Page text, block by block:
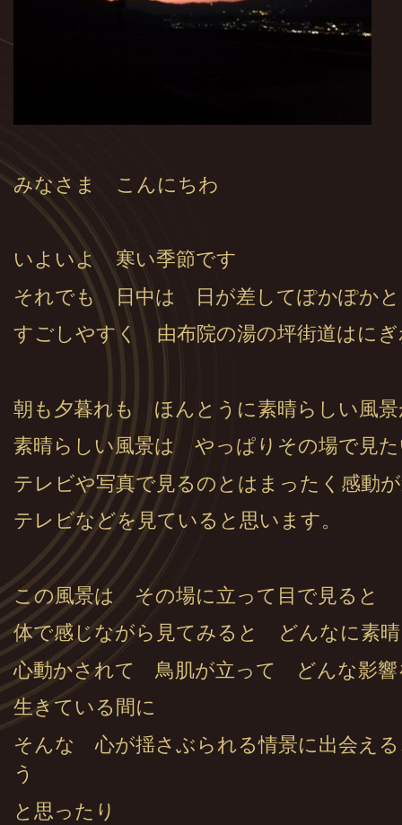
みなさま こんにちわ
いよいよ 寒い季節です
それでも 日中は 日が差してぽかぽかと
すごしやすく 由布院の湯の坪街道はに
朝も夕暮れも ほんとうに素晴らしい風
素晴らしい風景は やっぱりその場で見
テレビや写真で見るのとはまったく感動
テレビなどを見ていると思います。
この風景は その場に立って目で見ると
体で感じながら見てみると どんなに素
心動かされて 鳥肌が立って どんな影
生きている間に
そんな 心が揺さぶられる情景に出会え
う
と思ったり